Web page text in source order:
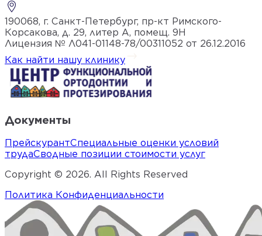
190068, г. Санкт-Петербург, пр-кт Римского-
Корсакова, д. 29, литер А, помещ. 9Н
Лицензия № Л041-01148-78/00311052 от 26.12.2016
Как найти нашу клинику
Документы
ПрейскурантСпециальные оценки условий
трудаСводные позиции стоимости услуг
Copyright © 2026. All Rights Reserved
Политика Конфиденциальности